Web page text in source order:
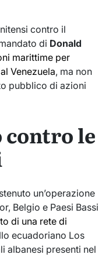
contro il
di Donald
marittime per
Venezuela, ma non
pubblico di azioni
contro le
un’operazione
Belgio e Paesi Bassi
di una rete di
ecuadoriano Los
albanesi presenti nel